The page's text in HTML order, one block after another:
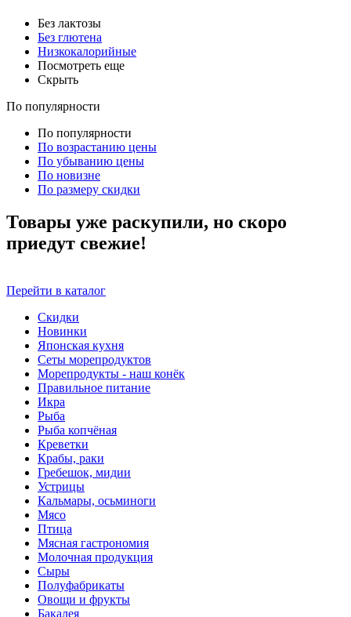
Без лактозы
Без глютена
Низкокалорийные
Посмотреть еще
Скрыть
По популярности
По популярности
По возрастанию цены
По убыванию цены
По новизне
По размеру скидки
Товары уже раскупили, но скоро
приедут свежие!
Перейти в каталог
Скидки
Новинки
Японская кухня
Сеты морепродуктов
Морепродукты - наш конёк
Правильное питание
Икра
Рыба
Рыба копчёная
Креветки
Крабы, раки
Гребешок, мидии
Устрицы
Кальмары, осьминоги
Мясо
Птица
Мясная гастрономия
Молочная продукция
Сыры
Полуфабрикаты
Овощи и фрукты
Бакалея